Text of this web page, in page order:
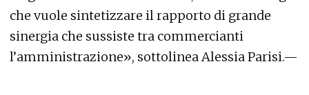
che vuole sintetizzare il rapporto di grande
sinergia che sussiste tra commercianti
l’amministrazione», sottolinea Alessia Parisi.—